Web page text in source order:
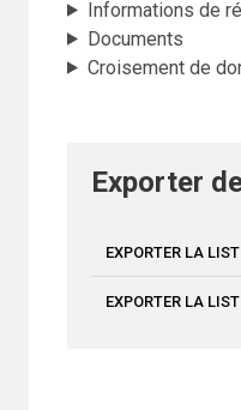
Informations de
Documents
Croisement de
Exporter
EXPORTER LA
EXPORTER LA